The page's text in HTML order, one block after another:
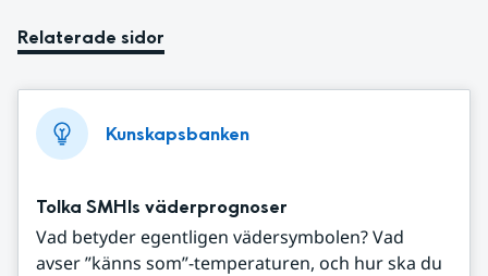
Relaterade sidor
Kunskapsbanken
Tolka SMHIs väderprognoser
Vad betyder egentligen vädersymbolen? Vad
avser ”känns som”-temperaturen, och hur ska du